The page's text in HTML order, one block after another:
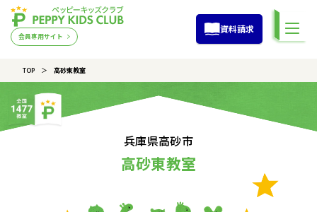
会員専用サイト
資料請求
TOP 高砂東教室
兵庫県高砂市
高砂東教室